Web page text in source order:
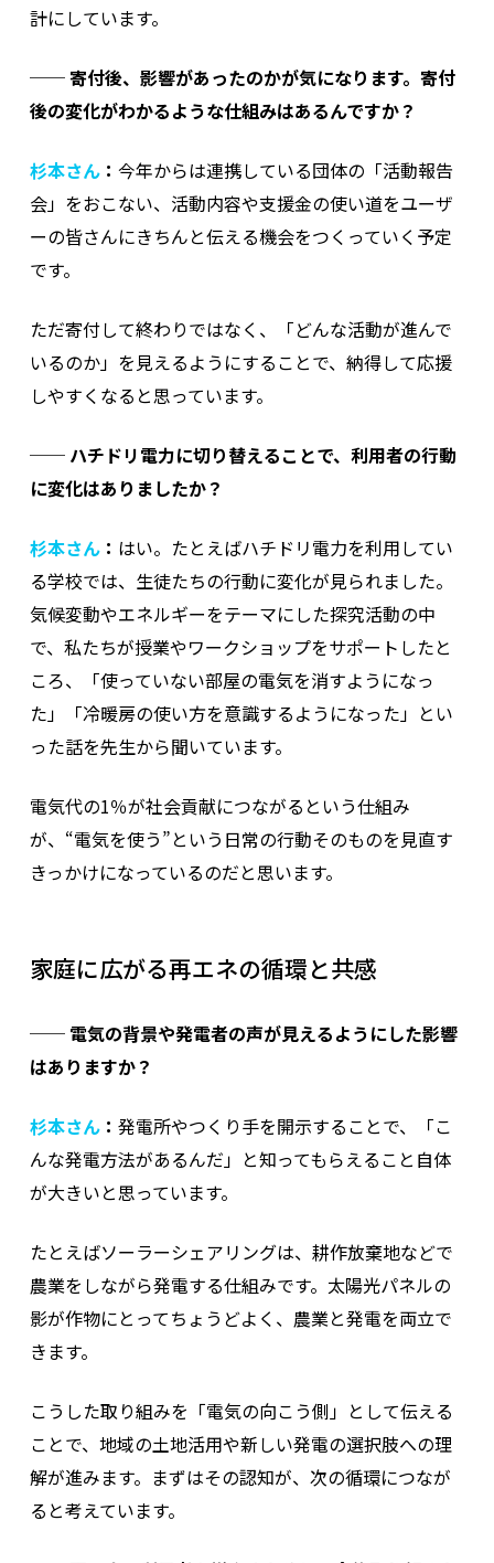
計にしています。
──寄付後、影響があったのかが気になります。寄付
後の変化がわかるような仕組みはあるんですか？
杉本さん： 今年からは連携している団体の「活動報告
会」をおこない、活動内容や支援金の使い道をユーザ
ーの皆さんにきちんと伝える機会をつくっていく予定
です。
ただ寄付して終わりではなく、「どんな活動が進んで
いるのか」を見えるようにすることで、納得して応援
しやすくなると思っています。
── ハチドリ電力に切り替えることで、利用者の行動
に変化はありましたか？
杉本さん： はい。たとえばハチドリ電力を利用してい
る学校では、生徒たちの行動に変化が見られました。
気候変動やエネルギーをテーマにした探究活動の中
で、私たちが授業やワークショップをサポートしたと
ころ、「使っていない部屋の電気を消すようになっ
た」「冷暖房の使い方を意識するようになった」とい
った話を先生から聞いています。
電気代の1％が社会貢献につながるという仕組み
が、“電気を使う”という日常の行動そのものを見直す
きっかけになっているのだと思います。
家庭に広がる再エネの循環と共感
── 電気の背景や発電者の声が見えるようにした影響
はありますか？
杉本さん： 発電所やつくり手を開示することで、「こ
んな発電方法があるんだ」と知ってもらえること自体
が大きいと思っています。
たとえばソーラーシェアリングは、耕作放棄地などで
農業をしながら発電する仕組みです。太陽光パネルの
影が作物にとってちょうどよく、農業と発電を両立で
きます。
こうした取り組みを「電気の向こう側」として伝える
ことで、地域の土地活用や新しい発電の選択肢への理
解が進みます。まずはその認知が、次の循環につなが
ると考えています。